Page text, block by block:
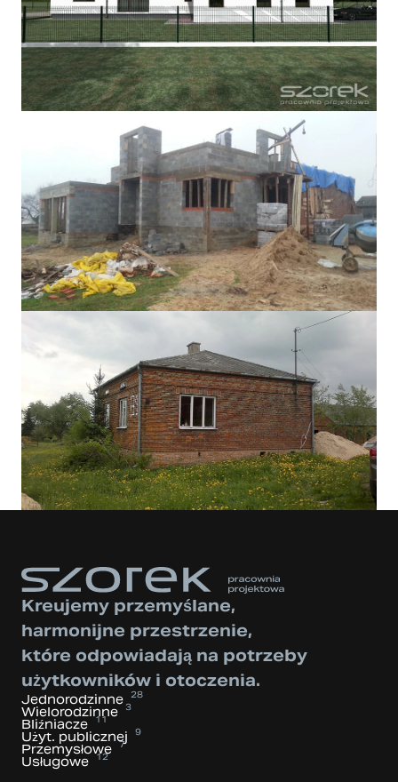
Kreujemy przemyślane,
harmonijne przestrzenie,
które odpowiadają na potrzeby
użytkowników i otoczenia.
Jednorodzinne 28
Wielorodzinne 3
Bliźniacze 11
Użyt. publicznej 9
Przemysłowe 7
Usługowe 12